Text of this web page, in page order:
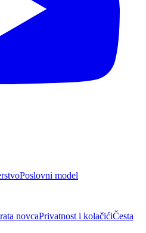
Poslovni model
novcaPrivatnost i kolačićiČesta